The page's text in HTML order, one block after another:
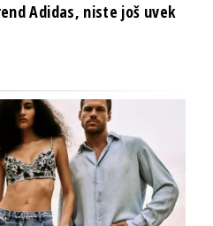
Adidas, niste još uvek